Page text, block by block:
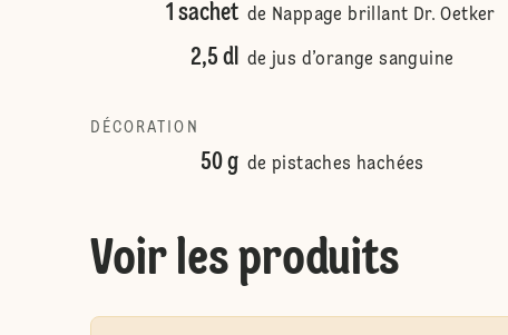
1 sachet de Nappage brillant Dr. Oetker
2,5 dl de jus d’orange sanguine
DÉCORATION
50 g de pistaches hachées
Voir les produits